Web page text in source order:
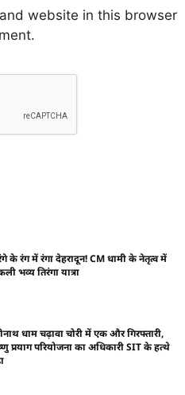
website in this browser
के रंग में रंगा देहरादून! CM धामी के नेतृत्व में
भव्य तिरंगा यात्रा
धाम चढ़ावा चोरी में एक और गिरफ्तारी,
प्रयाग परियोजना का अधिकारी SIT के हत्थे